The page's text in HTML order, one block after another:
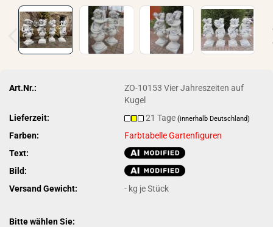
Art.Nr.:
ZO-10153 Vier Jahreszeiten auf
Kugel
Lieferzeit:
21 Tage(innerhalb Deutschland)
Farben:
Farbtabelle Gartenfiguren
Text:
Bild:
Versand Gewicht:
- kg je Stück
Bitte wählen Sie: